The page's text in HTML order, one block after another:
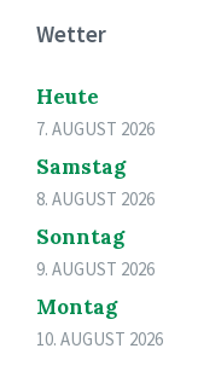
Wetter
Heute
7. AUGUST 2026
Samstag
8. AUGUST 2026
Sonntag
9. AUGUST 2026
Montag
10. AUGUST 2026